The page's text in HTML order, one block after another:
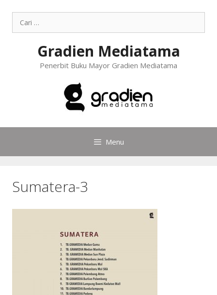
Gradien Mediatama
Penerbit Buku Mayor Gradien Mediatama
Menu
Sumatera-3